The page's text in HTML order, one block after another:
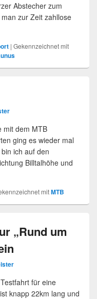
Abstecher zum
zur Zeit zahllose
| Gekennzeichnet mit
mit dem MTB
ging es wieder mal
ich auf den
Billtalhöhe und
mitMTB
„Rund um
für eine
knapp 22km lang und